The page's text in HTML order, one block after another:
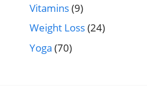
Vitamins(9)
Weight Loss(24)
Yoga (70)